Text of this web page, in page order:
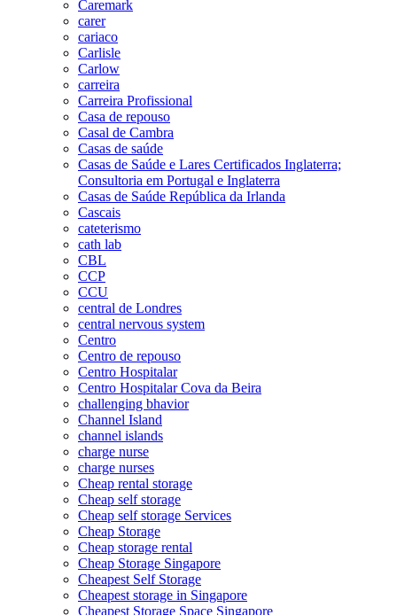
Caremark
carer
cariaco
Carlisle
Carlow
carreira
Carreira Profissional
Casa de repouso
Casal de Cambra
Casas de saúde
Casas de Saúde e Lares Certificados Inglaterra;
Consultoria em Portugal e Inglaterra
Casas de Saúde República da Irlanda
Cascais
cateterismo
cath lab
CBL
CCP
CCU
central de Londres
central nervous system
Centro
Centro de repouso
Centro Hospitalar
Centro Hospitalar Cova da Beira
challenging bhavior
Channel Island
channel islands
charge nurse
charge nurses
Cheap rental storage
Cheap self storage
Cheap self storage Services
Cheap Storage
Cheap storage rental
Cheap Storage Singapore
Cheapest Self Storage
Cheapest storage in Singapore
Cheapest Storage Space Singapore